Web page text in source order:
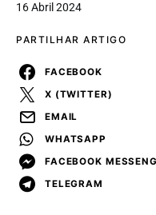
16 Abril 2024
PARTILHAR ARTIGO
FACEBOOK
X (TWITTER)
EMAIL
WHATSAPP
FACEBOOK
TELEGRAM